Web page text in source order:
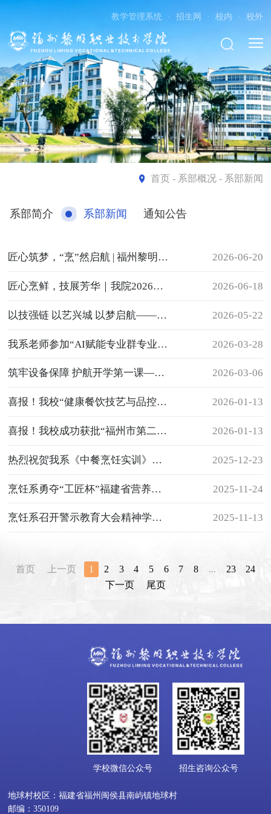
教学管理系统 · 招生网 · 校内 · 校外
首页- 系部概况 - 系部新闻
系部简介 系部新闻 通知公告
匠心筑梦，“烹”然启航 | 福州黎明职业技术学院烹饪系学生实习双选会圆满落幕 2026-06-20
匠心烹鲜，技展芳华｜我院2026届烹饪系毕业设计作品展圆满落幕 2026-06-18
以技强链 以艺兴城 以梦启航——我校烹饪系 2026 年职业技能竞赛启动 2026-05-22
我系老师参加“AI赋能专业群专业核心课程改造”工作坊培训 2026-03-28
筑牢设备保障 护航开学第一课——我系开展开学前设备检查及首日巡课工作 2026-03-06
喜报！我校“健康餐饮技艺与品控专业群”获批省级高水平专业群 2026-01-13
喜报！我校成功获批“福州市第二批大中小学课程思政一体化教研创新团队” 2026-01-13
热烈祝贺我系《中餐烹饪实训》课程成功获评课程思政示范课程！ 2025-12-23
烹饪系勇夺“工匠杯”福建省营养配餐员职业技能竞赛团体一等奖 2025-11-24
烹饪系召开警示教育大会精神学习暨表态会议​ 2025-11-13
首页 上一页 1 2 3 4 5 6 7 8 ... 23
24
下一页
尾页
学校微信公众号 招生咨询公众号
地球村校区：福建省福州闽侯县南屿镇地球村
邮编：350109